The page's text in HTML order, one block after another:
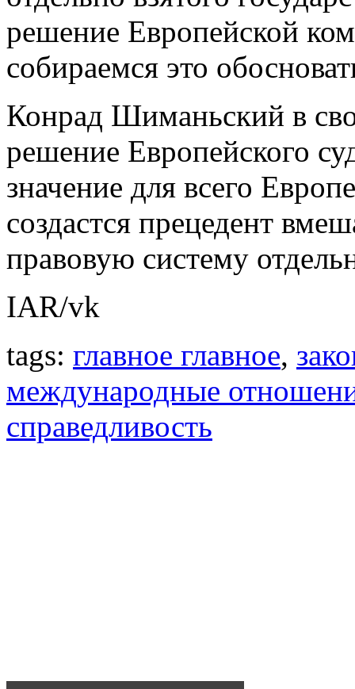
решение Европейской
собираемся это
Конрад Шиманьский в
решение Европейского
значение для всего
создастся прецедент
правовую систему
IAR/vk
tags: главное главное,
международные
справедливость